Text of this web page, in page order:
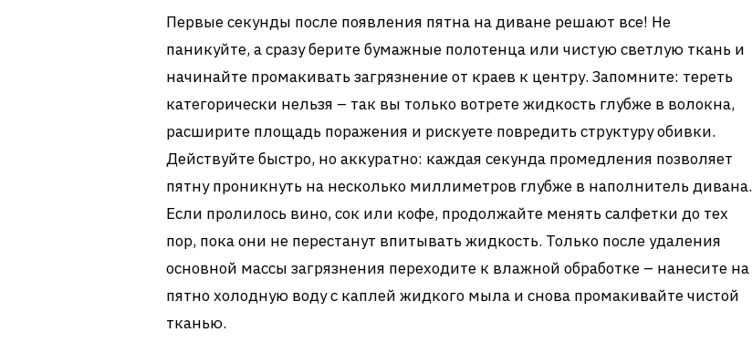
Первые секунды после появления пятна на диване решают все! Не
паникуйте, а сразу берите бумажные полотенца или чистую светлую ткань и
начинайте промакивать загрязнение от краев к центру. Запомните: тереть
категорически нельзя – так вы только вотрете жидкость глубже в волокна,
расширите площадь поражения и рискуете повредить структуру обивки.
Действуйте быстро, но аккуратно: каждая секунда промедления позволяет
пятну проникнуть на несколько миллиметров глубже в наполнитель дивана.
Если пролилось вино, сок или кофе, продолжайте менять салфетки до тех
пор, пока они не перестанут впитывать жидкость. Только после удаления
основной массы загрязнения переходите к влажной обработке – нанесите на
пятно холодную воду с каплей жидкого мыла и снова промакивайте чистой
тканью.